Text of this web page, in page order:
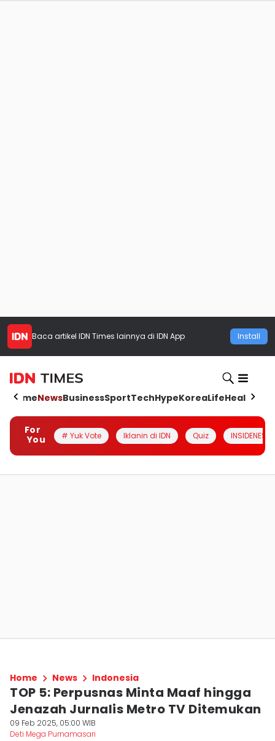
Baca artikel IDN Times lainnya di IDN App Install
HomeNewsBusinessSportTechHypeKoreaLifeHealth
For
You
# Yuk Vote Iklanin di IDN Quiz INSIDENESIA
Home News Indonesia
TOP 5: Perpusnas Minta Maaf hingga
Jenazah Jurnalis Metro TV Ditemukan
09 Feb 2025, 05:00 WIB
Deti Mega Purnamasari